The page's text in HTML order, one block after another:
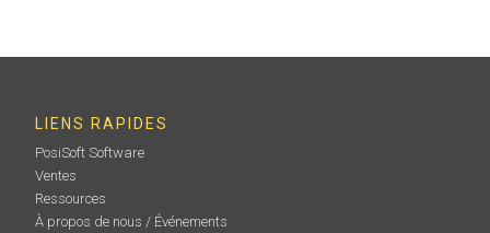
LIENS RAPIDES
PosiSoft Software
Ventes
Ressources
À propos de nous / Événements